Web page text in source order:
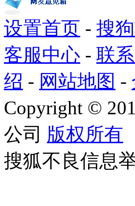
设置首页 - 搜
客服中心 - 联
绍 - 网站地图 -
Copyright ©
公司 版权所有
搜狐不良信息